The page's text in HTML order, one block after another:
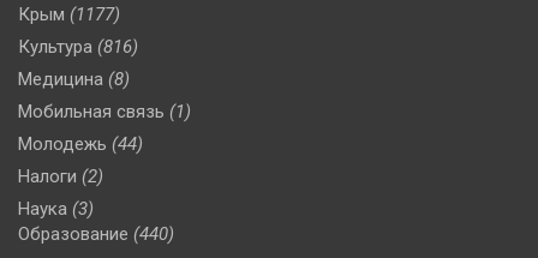
Крым (1177)
Культура (816)
Медицина (8)
Мобильная связь (1)
Молодежь (44)
Налоги (2)
Наука (3)
Образование (440)